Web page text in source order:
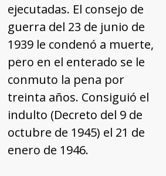
ejecutadas. El consejo de
guerra del 23 de junio de
1939 le condenó a muerte,
pero en el enterado se le
conmuto la pena por
treinta años. Consiguió el
indulto (Decreto del 9 de
octubre de 1945) el 21 de
enero de 1946.